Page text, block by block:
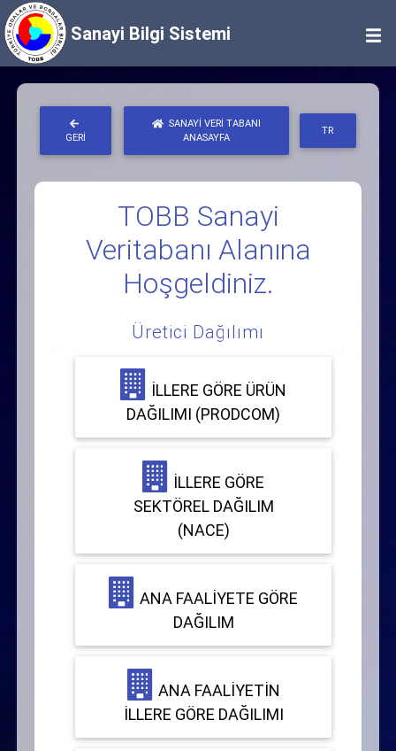
Sanayi Bilgi Sistemi
GERI
SANAYI VERI TABANI
ANASAYFA
TR
TOBB Sanayi
Veritabanı Alanına
Hoşgeldiniz.
Üretici Dağılımı
İLLERE GÖRE ÜRÜN
DAĞILIMI (PRODCOM)
İLLERE GÖRE
SEKTÖREL DAĞILIM
(NACE)
ANA FAALIYETE GÖRE
DAĞILIM
ANA FAALIYETIN
İLLERE GÖRE DAĞILIMI